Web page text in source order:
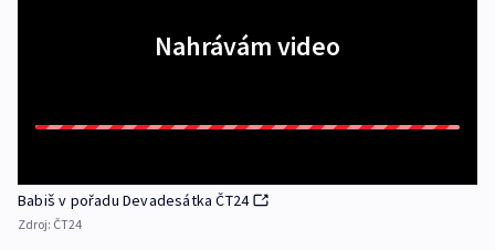
Nahrávám video
Babiš v pořadu Devadesátka ČT24
Zdroj: ČT24